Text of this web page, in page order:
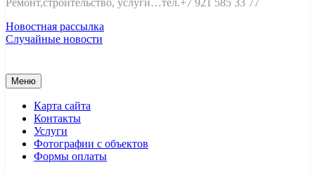
Ремонт,строительство, услуги…тел.+7 921 585 33 77
Новостная рассылка
Случайные новости
Меню
Карта сайта
Контакты
Услуги
Фотографии с объектов
Формы оплаты